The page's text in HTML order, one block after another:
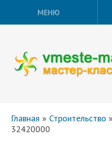
МЕНЮ
Главная » Строительство »
32420000